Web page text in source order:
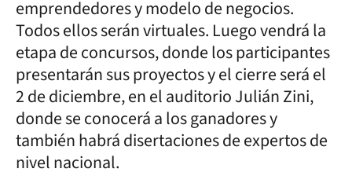
emprendedores y modelo de negocios.
Todos ellos serán virtuales. Luego vendrá la
etapa de concursos, donde los participantes
presentarán sus proyectos y el cierre será el
2 de diciembre, en el auditorio Julián Zini,
donde se conocerá a los ganadores y
también habrá disertaciones de expertos de
nivel nacional.